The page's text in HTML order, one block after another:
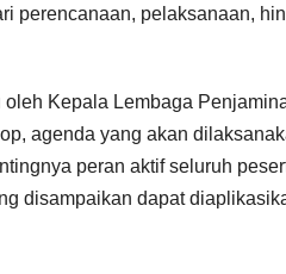
perencanaan, pelaksanaan,
Kepala Lembaga
agenda yang akan
peran aktif seluruh
disampaikan dapat